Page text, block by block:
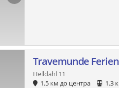
Travemunde
Helldahl 11
1.5 км до центра
1.3